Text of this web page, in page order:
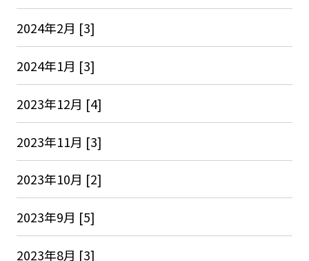
2024年2月 [3]
2024年1月 [3]
2023年12月 [4]
2023年11月 [3]
2023年10月 [2]
2023年9月 [5]
2023年8月 [3]